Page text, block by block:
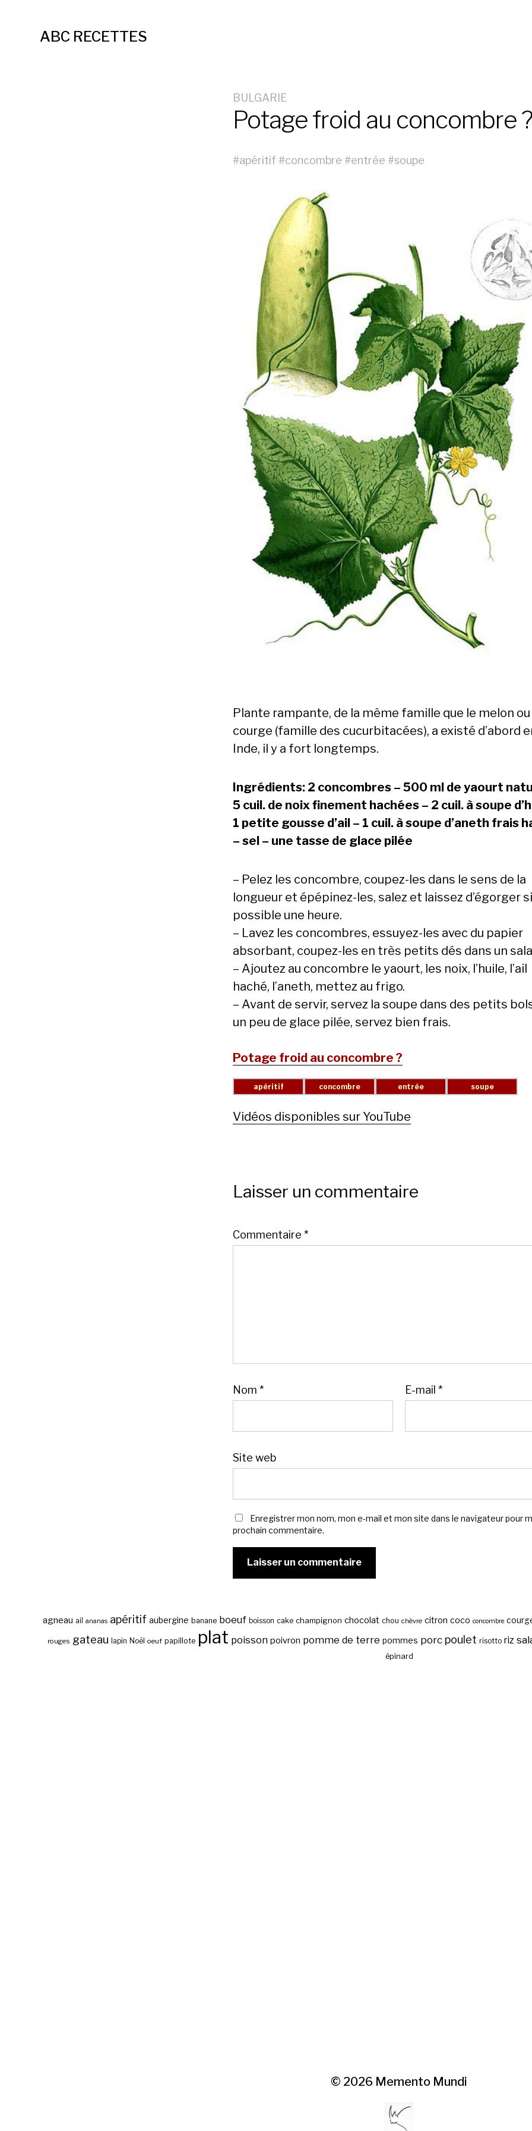
ABC RECETTES
BULGARIE
Potage froid au concombre ?
#apéritif #concombre #entrée #soupe
Plante rampante, de la même famille que le melon ou
courge (famille des cucurbitacées), a existé d’abord
Inde, il y a fort longtemps.
Ingrédients: 2 concombres – 500 ml de yaourt
5 cuil. de noix finement hachées – 2 cuil. à soupe
1 petite gousse d’ail – 1 cuil. à soupe d’aneth frais
– sel – une tasse de glace pilée
– Pelez les concombre, coupez-les dans le sens de la
longueur et épépinez-les, salez et laissez d’égorger si
possible une heure.
– Lavez les concombres, essuyez-les avec du papier
absorbant, coupez-les en très petits dés dans un
– Ajoutez au concombre le yaourt, les noix, l’huile, l’ail
haché, l’aneth, mettez au frigo.
– Avant de servir, servez la soupe dans des petits
un peu de glace pilée, servez bien frais.
Potage froid au concombre ?
Vidéos disponibles sur YouTube
Laisser un commentaire
Commentaire *
Nom * E-mail *
Site web
Enregistrer mon nom, mon e-mail et mon site dans le navigateur pour
prochain commentaire.
agneau ail ananas apéritif aubergine banane boeuf boisson cake champignon chocolat chou chèvre citron coco concombre
rouges gateau lapin Noël oeuf papillote plat poisson poivron pomme de terre pommes porc poulet risotto riz
épinard
© 2026 Memento Mundi